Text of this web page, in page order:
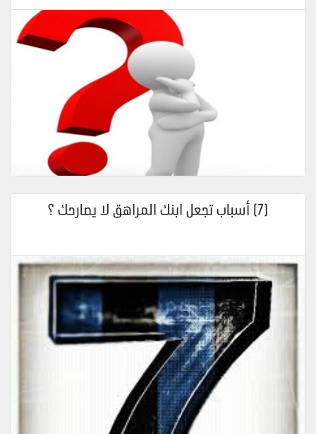
(7) أسباب تجعل ابنك المراهق لا يصارحك ؟